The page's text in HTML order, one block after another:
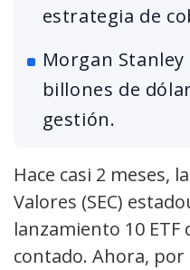
estrategia de
Morgan
billones de
gestión.
Hace casi 2 meses,
Valores (SEC)
lanzamiento 10 ETF
contado. Ahora, por